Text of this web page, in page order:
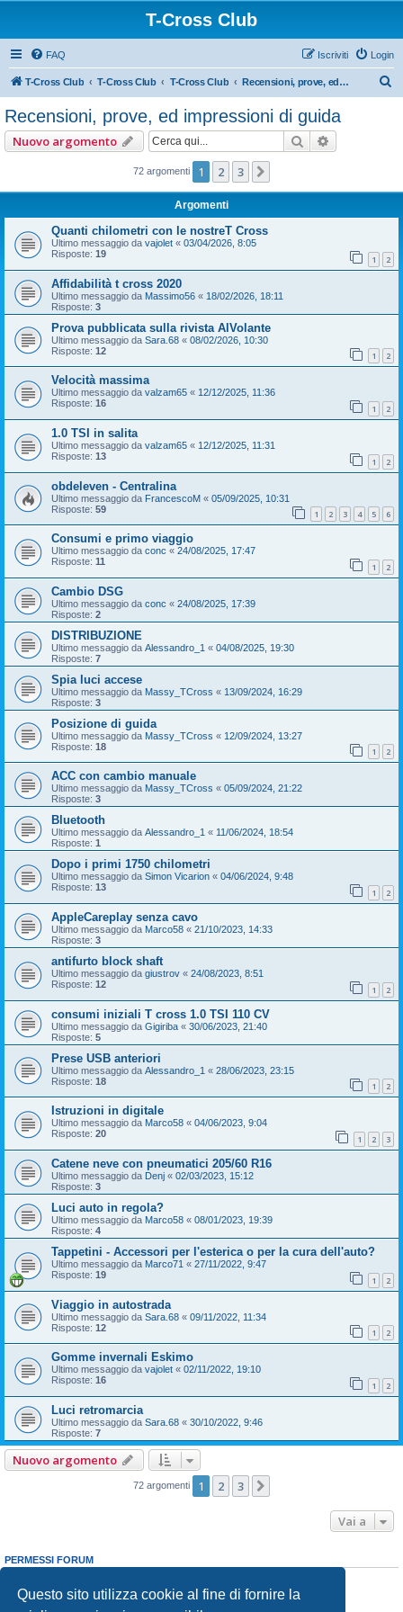
Questo sito utilizza cookie al fine di fornire la
T-Cross Club
FAQ Login
Iscriviti
T-Cross Club T-Cross Club T-Cross Club Recensioni, prove, ed impressioni di guida
Recensioni, prove, ed impressioni di guida
Nuovo argomento Cerca
72 argomenti 1 2 3
Argomenti
Quanti chilometri con le nostreT Cross
Ultimo messaggio da vajolet « 03/04/2026, 8:05
Risposte: 19 1 2
Affidabilità t cross 2020
Ultimo messaggio da Massimo56 « 18/02/2026, 18:11
Risposte: 3
Prova pubblicata sulla rivista AlVolante
Ultimo messaggio da Sara.68 « 08/02/2026, 10:30
Risposte: 12 1 2
Velocità massima
Ultimo messaggio da valzam65 « 12/12/2025, 11:36
Risposte: 16 1 2
1.0 TSI in salita
Ultimo messaggio da valzam65 « 12/12/2025, 11:31
Risposte: 13 1 2
obdeleven - Centralina
Ultimo messaggio da FrancescoM « 05/09/2025, 10:31
Risposte: 59 1 2 3 4 5 6
Consumi e primo viaggio
Ultimo messaggio da conc « 24/08/2025, 17:47
Risposte: 11 1 2
Cambio DSG
Ultimo messaggio da conc « 24/08/2025, 17:39
Risposte: 2
DISTRIBUZIONE
Ultimo messaggio da Alessandro_1 « 04/08/2025, 19:30
Risposte: 7
Spia luci accese
Ultimo messaggio da Massy_TCross « 13/09/2024, 16:29
Risposte: 3
Posizione di guida
Ultimo messaggio da Massy_TCross « 12/09/2024, 13:27
Risposte: 18 1 2
ACC con cambio manuale
Ultimo messaggio da Massy_TCross « 05/09/2024, 21:22
Risposte: 3
Bluetooth
Ultimo messaggio da Alessandro_1 « 11/06/2024, 18:54
Risposte: 1
Dopo i primi 1750 chilometri
Ultimo messaggio da Simon Vicarion « 04/06/2024, 9:48
Risposte: 13 1 2
AppleCareplay senza cavo
Ultimo messaggio da Marco58 « 21/10/2023, 14:33
Risposte: 3
antifurto block shaft
Ultimo messaggio da giustrov « 24/08/2023, 8:51
Risposte: 12 1 2
consumi iniziali T cross 1.0 TSI 110 CV
Ultimo messaggio da Gigiriba « 30/06/2023, 21:40
Risposte: 5
Prese USB anteriori
Ultimo messaggio da Alessandro_1 « 28/06/2023, 23:15
Risposte: 18 1 2
Istruzioni in digitale
Ultimo messaggio da Marco58 « 04/06/2023, 9:04
Risposte: 20 1 2 3
Catene neve con pneumatici 205/60 R16
Ultimo messaggio da Denj « 02/03/2023, 15:12
Risposte: 3
Luci auto in regola?
Ultimo messaggio da Marco58 « 08/01/2023, 19:39
Risposte: 4
Tappetini - Accessori per l'esterica o per la cura dell'auto?
Ultimo messaggio da Marco71 « 27/11/2022, 9:47
Risposte: 19 1 2
Viaggio in autostrada
Ultimo messaggio da Sara.68 « 09/11/2022, 11:34
Risposte: 12 1 2
Gomme invernali Eskimo
Ultimo messaggio da vajolet « 02/11/2022, 19:10
Risposte: 16 1 2
Luci retromarcia
Ultimo messaggio da Sara.68 « 30/10/2022, 9:46
Risposte: 7
Nuovo argomento
72 argomenti 1 2 3
Vai a
PERMESSI FORUM
Non puoirispondere negli argomenti
Non puoimodificare i tuoi messaggi